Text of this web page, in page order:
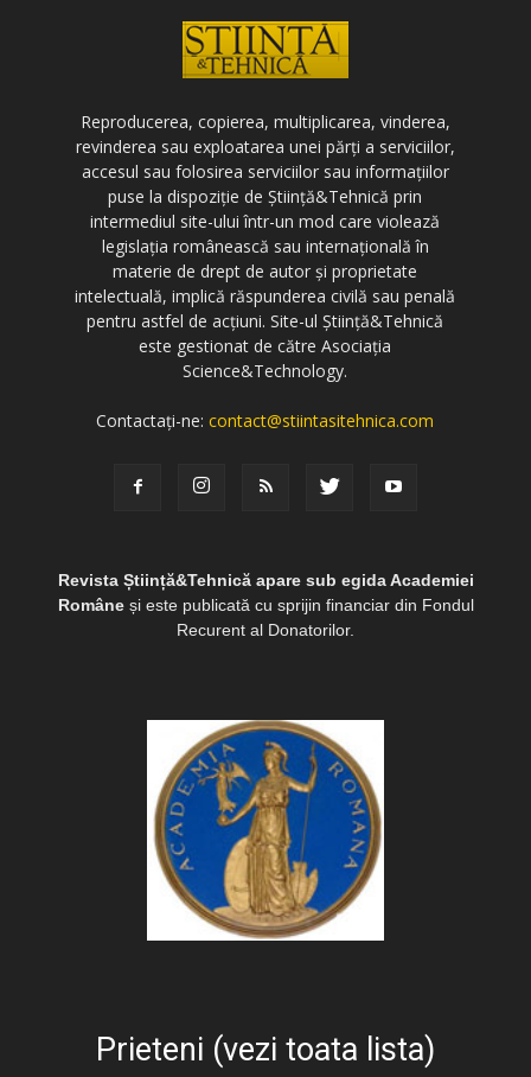
Reproducerea, copierea, multiplicarea, vinderea,
revinderea sau exploatarea unei părți a serviciilor,
accesul sau folosirea serviciilor sau informațiilor
puse la dispoziție de Știință&Tehnică prin
intermediul site-ului într-un mod care violează
legislația românească sau internațională în
materie de drept de autor și proprietate
intelectuală, implică răspunderea civilă sau penală
pentru astfel de acțiuni. Site-ul Știință&Tehnică
este gestionat de către Asociația
Science&Technology.
Contactați-ne:contact@stiintasitehnica.com
Revista Știință&Tehnică apare sub egida Academiei
Româneși este publicată cu sprijin financiar din Fondul
Recurent al Donatorilor.
Prieteni (vezi toata lista)